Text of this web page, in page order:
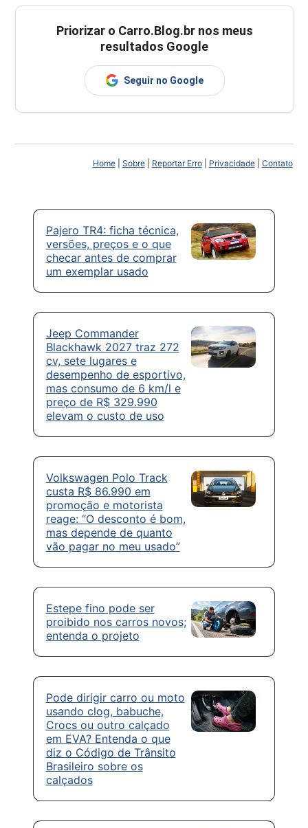
Priorizar o Carro.Blog.br nos meus
resultados Google
Seguir no Google
Home| Sobre| Reportar Erro| Privacidade| Contato
Pajero TR4: ficha técnica,
versões, preços e o que
checar antes de comprar
um exemplar usado
Jeep Commander
Blackhawk 2027 traz 272
cv, sete lugares e
desempenho de esportivo,
mas consumo de 6 km/l e
preço de R$ 329.990
elevam o custo de uso
Volkswagen Polo Track
custa R$ 86.990 em
promoção e motorista
reage: “O desconto é bom,
mas depende de quanto
vão pagar no meu usado”
Estepe fino pode ser
proibido nos carros novos;
entenda o projeto
Pode dirigir carro ou moto
usando clog, babuche,
Crocs ou outro calçado
em EVA? Entenda o que
diz o Código de Trânsito
Brasileiro sobre os
calçados